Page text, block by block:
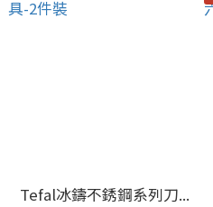
Tefal冰鑄不銹鋼系列刀...